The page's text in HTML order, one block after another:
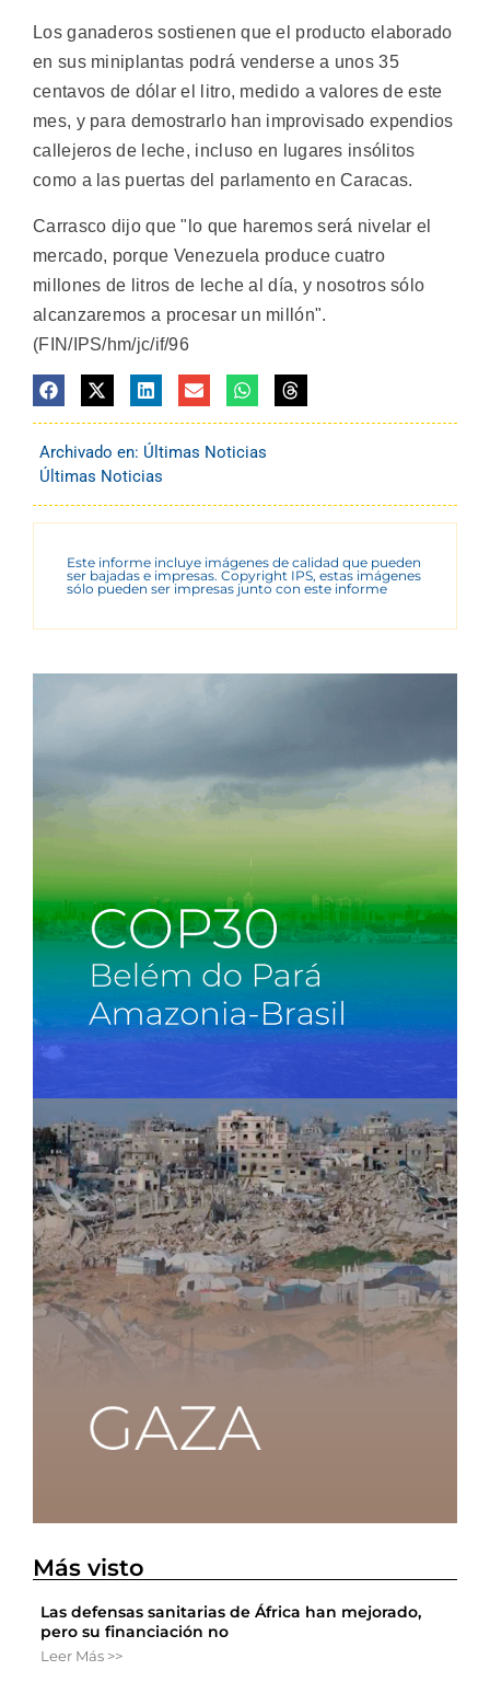
Los ganaderos sostienen que el producto elaborado
en sus miniplantas podrá venderse a unos 35
centavos de dólar el litro, medido a valores de este
mes, y para demostrarlo han improvisado expendios
callejeros de leche, incluso en lugares insólitos
como a las puertas del parlamento en Caracas.
Carrasco dijo que "lo que haremos será nivelar el
mercado, porque Venezuela produce cuatro
millones de litros de leche al día, y nosotros sólo
alcanzaremos a procesar un millón".
(FIN/IPS/hm/jc/if/96
Archivado en: Últimas Noticias
Últimas Noticias
Este informe incluye imágenes de calidad que pueden
ser bajadas e impresas. Copyright IPS, estas imágenes
sólo pueden ser impresas junto con este informe
Más visto
Las defensas sanitarias de África han mejorado,
pero su financiación no
Leer Más >>